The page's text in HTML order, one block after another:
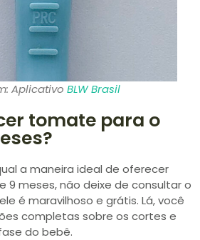
Aplicativo BLW Brasil
tomate para o
a maneira ideal de oferecer
meses, não deixe de consultar o
é maravilhoso e grátis. Lá, você
completas sobre os cortes e
do bebê.